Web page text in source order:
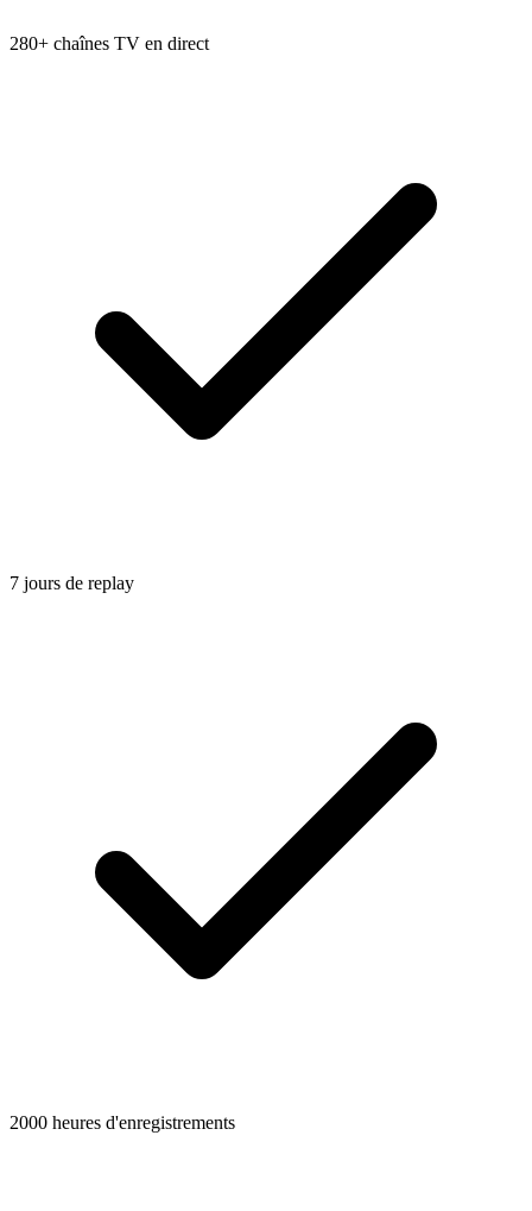
280+ chaînes TV en direct
7 jours de replay
2000 heures d'enregistrements